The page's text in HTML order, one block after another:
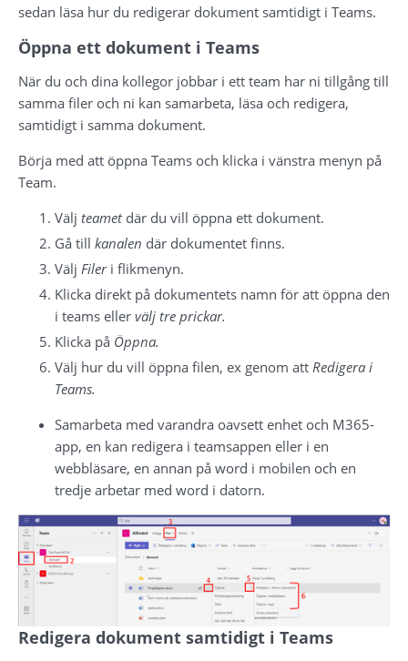
sedan läsa hur du redigerar dokument samtidigt i Teams.
Öppna ett dokument i Teams
När du och dina kollegor jobbar i ett team har ni tillgång till
samma filer och ni kan samarbeta, läsa och redigera,
samtidigt i samma dokument.
Börja med att öppna Teams och klicka i vänstra menyn på
Team.
Välj teamet där du vill öppna ett dokument.
Gå till kanalen där dokumentet finns.
Välj Filer i flikmenyn.
Klicka direkt på dokumentets namn för att öppna den
i teams eller välj tre prickar.
Klicka på Öppna.
Välj hur du vill öppna filen, ex genom att Redigera i
Teams.
Samarbeta med varandra oavsett enhet och M365-
app, en kan redigera i teamsappen eller i en
webbläsare, en annan på word i mobilen och en
tredje arbetar med word i datorn.
Redigera dokument samtidigt i Teams